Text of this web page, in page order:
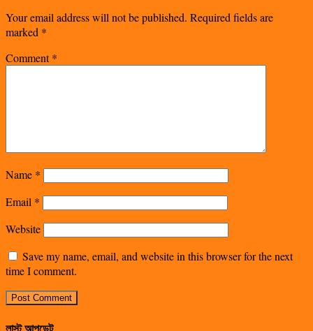
Your email address will not be published. Required fields are
marked *
Comment*
Name *
Email *
Website
Save my name, email, and website in this browser for the next
time I comment.